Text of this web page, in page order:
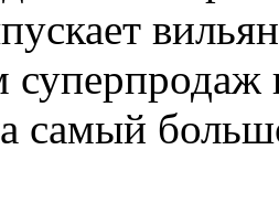
самый